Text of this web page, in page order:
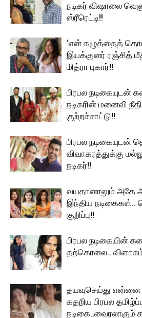
நடிகர் விஷாலை
ஸ்ரீரெட்டி!!
‘என் கழுத்தைத்
இயக்குனர் ரஞ்சித்
மித்ரா புகார்!!
பிரபல நடிகையுடன்
நடிகரின் மனைவி
குற்றச்சாட்டு!!
பிரபல நடிகையுடன்
விவாகரத்துக்கு
நடிகர்!!
வயதானாலும் அதே
இந்திய நடிகைகள்..
குறிப்பு!!
பிரபல நடிகையின்
தற்கொலை..
தயவுசெய்து
கதறிய பிரபல